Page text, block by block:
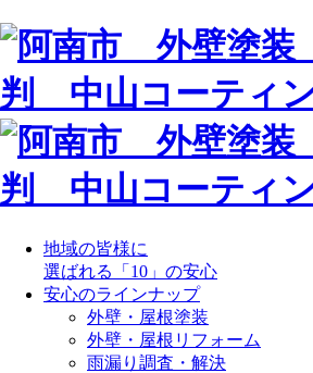
地域の皆様に
選ばれる「10」の安心
安心のラインナップ
外壁・屋根塗装
外壁・屋根リフォーム
雨漏り調査・解決